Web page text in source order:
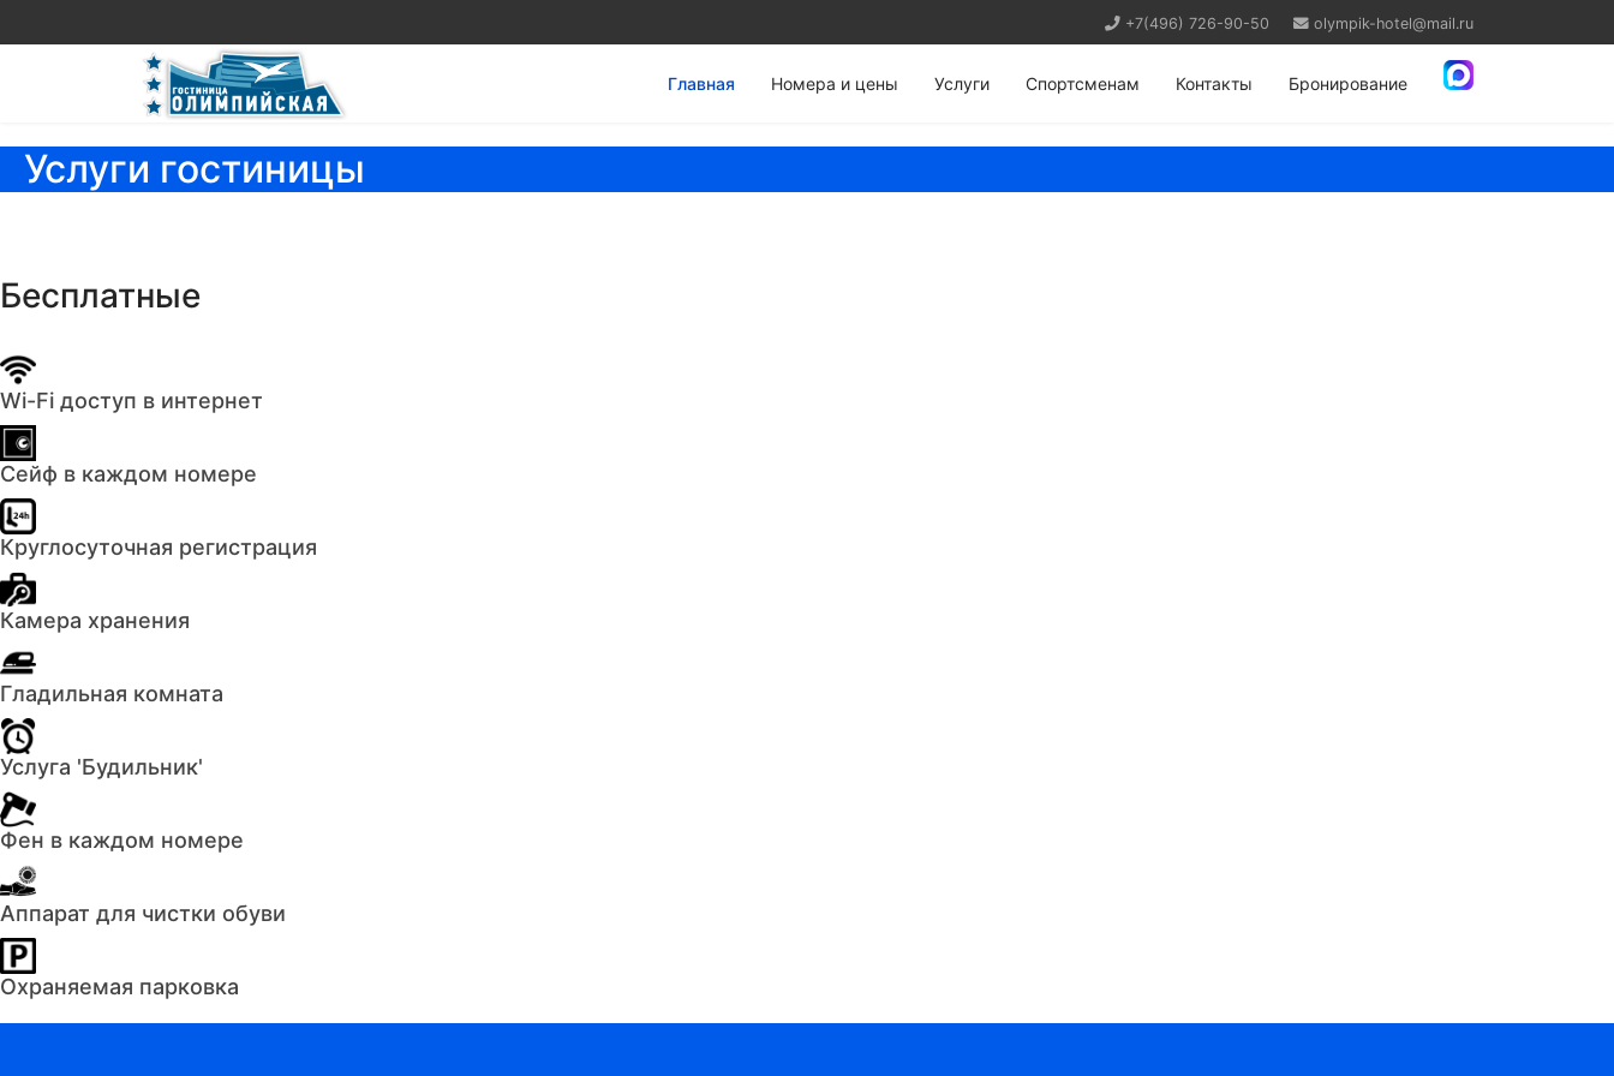
+7(496) 726-90-50 olympik-hotel@mail.ru
Главная Номера и цены Услуги Спортсменам Контакты Бронирование
Услуги гостиницы
Бесплатные
Wi-Fi доступ в интернет
Сейф в каждом номере
Круглосуточная регистрация
Камера хранения
Гладильная комната
Услуга 'Будильник'
Фен в каждом номере
Аппарат для чистки обуви
Охраняемая парковка